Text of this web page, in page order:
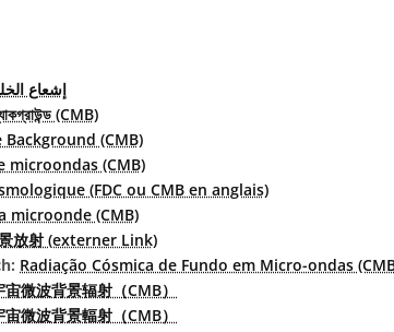
إشعاع
(CMB)
(CMB)
microondas (CMB)
(FDC ou CMB en anglais)
microonde (CMB)
放射 (externer Link)
Radiação Cósmica de Fundo em Micro-ondas
宙微波背景辐射（CMB）
宙微波背景輻射（CMB）